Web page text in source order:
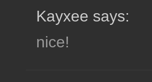
Kayxee says:
nice!